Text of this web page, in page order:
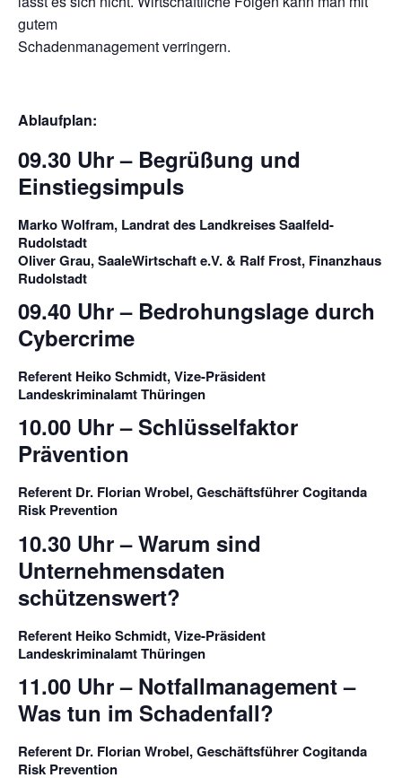
gutem
Schadenmanagement verringern.
Ablaufplan:
09.30 Uhr – Begrüßung und
Einstiegsimpuls
Marko Wolfram, Landrat des Landkreises Saalfeld-
Rudolstadt
Oliver Grau, SaaleWirtschaft e.V. & Ralf Frost, Finanzhaus
Rudolstadt
09.40 Uhr – Bedrohungslage durch
Cybercrime
Referent Heiko Schmidt, Vize-Präsident
Landeskriminalamt Thüringen
10.00 Uhr – Schlüsselfaktor
Prävention
Referent Dr. Florian Wrobel, Geschäftsführer Cogitanda
Risk Prevention
10.30 Uhr – Warum sind
Unternehmensdaten
schützenswert?
Referent Heiko Schmidt, Vize-Präsident
Landeskriminalamt Thüringen
11.00 Uhr – Notfallmanagement –
Was tun im Schadenfall?
Referent Dr. Florian Wrobel, Geschäftsführer Cogitanda
Risk Prevention